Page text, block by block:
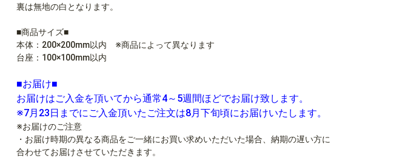
裏は無地の白となります。
■商品サイズ■
本体：200×200mm以内 ※商品によって異なります
台座：100×100mm以内
■お届け■
お届けはご入金を頂いてから通常4～5週間ほどでお届け致します。
※7月23日までにご入金頂いたご注文は8月下旬頃にお届けいたします。
※お届けのご注意
・お届け時期の異なる商品をご一緒にお買い求めいただいた場合、納期の遅い方に
合わせてお届けさせていただきます。